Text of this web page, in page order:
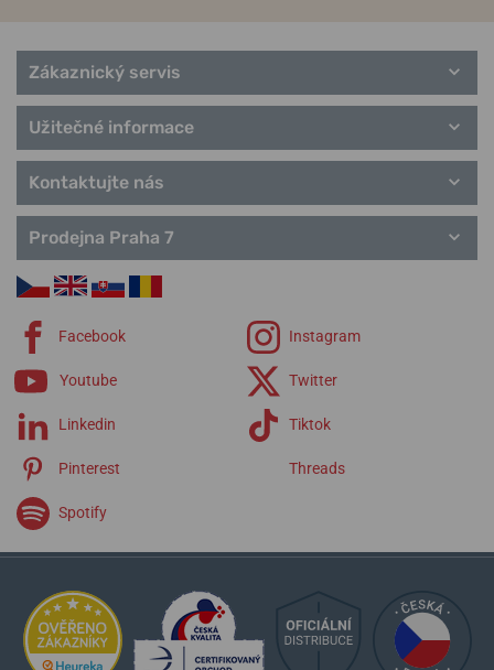
Zákaznický servis
Užitečné informace
Kontaktujte nás
Prodejna Praha 7
Facebook Instagram
Youtube Twitter
Linkedin Tiktok
Pinterest Threads
Spotify